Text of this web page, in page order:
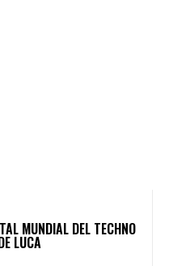
MUNDIAL DEL TECHNO
LUCA